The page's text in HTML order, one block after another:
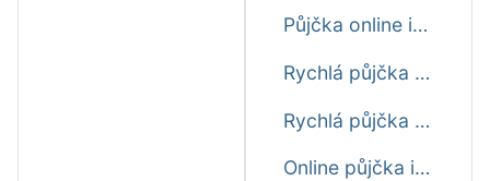
Půjčka online ihned na účet ještě dnes nonstop
Rychlá půjčka do výplaty ještě dnes
Rychlá půjčka před výplatou ještě dnes
Online půjčka ihned na účet ještě dnes